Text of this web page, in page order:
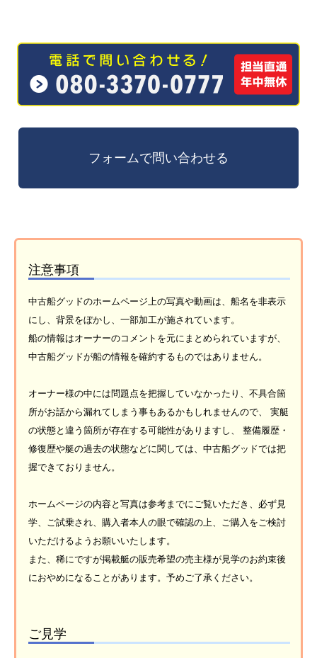
注意事項
中古船グッドのホームページ上の写真や動画は、船名を非表示
にし、背景をぼかし、一部加工が施されています。
船の情報はオーナーのコメントを元にまとめられていますが、
中古船グッドが船の情報を確約するものではありません。
オーナー様の中には問題点を把握していなかったり、不具合箇
所がお話から漏れてしまう事もあるかもしれませんので、 実艇
の状態と違う箇所が存在する可能性がありますし、 整備履歴・
修復歴や艇の過去の状態などに関しては、中古船グッドでは把
握できておりません。
ホームページの内容と写真は参考までにご覧いただき、必ず見
学、ご試乗され、購入者本人の眼で確認の上、ご購入をご検討
いただけるようお願いいたします。
また、稀にですが掲載艇の販売希望の売主様が見学のお約束後
におやめになることがあります。予めご了承ください。
ご見学